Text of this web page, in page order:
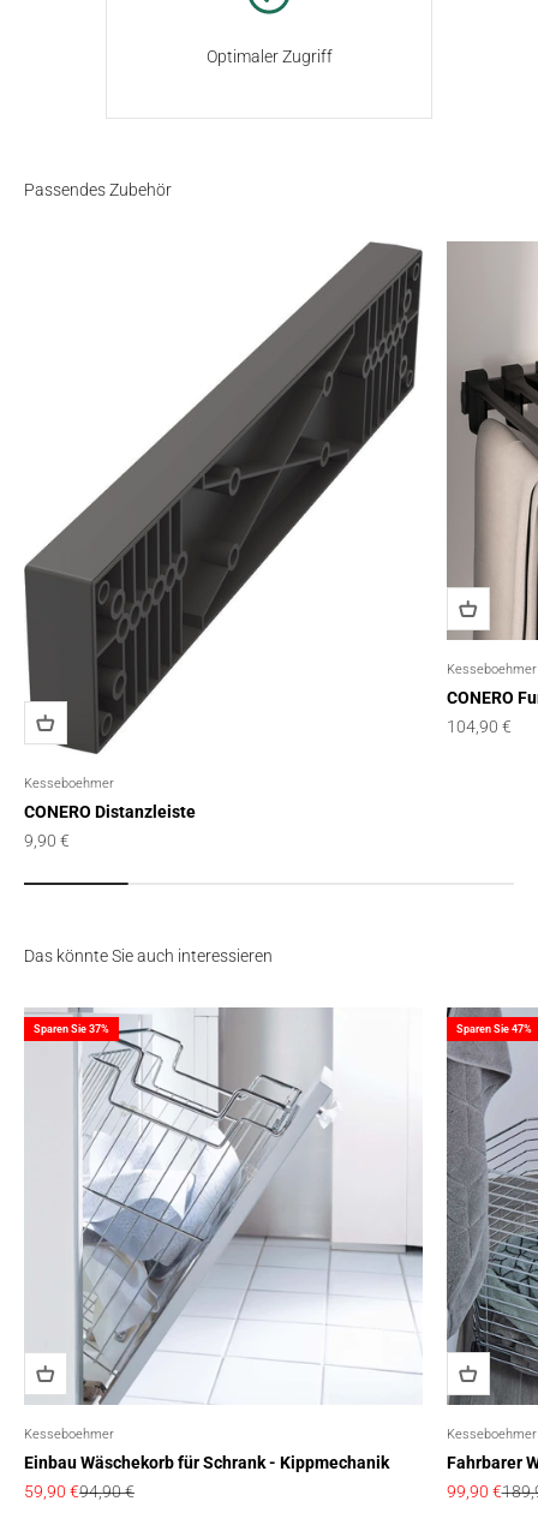
Optimaler Zugriff
Passendes Zubehör
Kesseboehmer
CONERO Distanzleiste
Angebot
9,90 €
Kesseboehmer
CONERO
Angebot
104,90 €
Das könnte Sie auch interessieren
Sparen Sie 37%
Kesseboehmer
Einbau Wäschekorb für Schrank - Kippmechanik
Angebot
59,90 €Regulärer Preis
94,90 €
Sparen Sie 47%
Kesseboehmer
Fahrbarer
Angebot
99,90 €